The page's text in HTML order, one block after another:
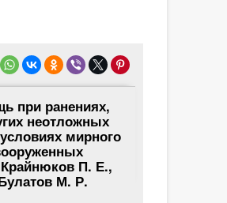
при ранениях,
неотложных
мирного
П. Е.,
М. Р.